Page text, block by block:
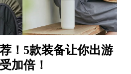
！5款装备让你出游
加倍！